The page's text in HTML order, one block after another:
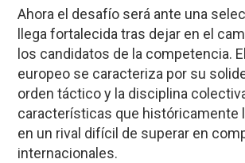
Ahora el desafío será ante una
llega fortalecida tras dejar en el
los candidatos de la competencia.
europeo se caracteriza por su
orden táctico y la disciplina
características que históricamente
en un rival difícil de superar en
internacionales.